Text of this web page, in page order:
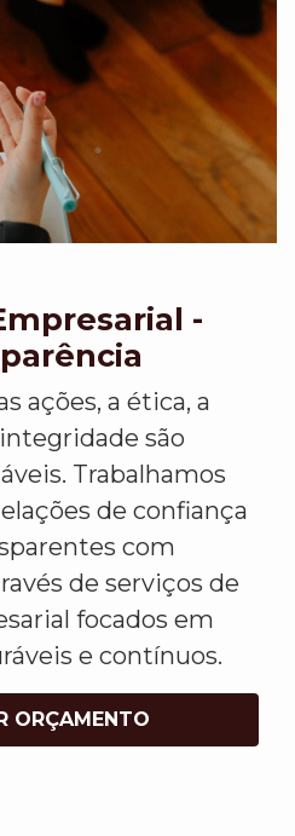
-
ações, a ética, a
são
Trabalhamos
de confiança
com
de serviços de
focados em
e contínuos.
ORÇAMENTO